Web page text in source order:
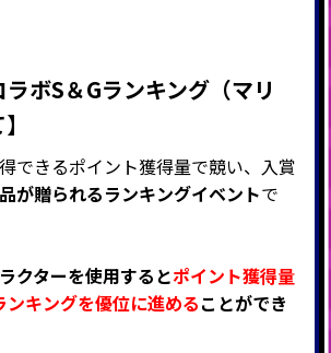
ラボS＆Gランキング（マリ
できるポイント獲得量で競い、入賞
が贈られるランキングイベントで
クターを使用するとポイント獲得量
ンキングを優位に進めることができ